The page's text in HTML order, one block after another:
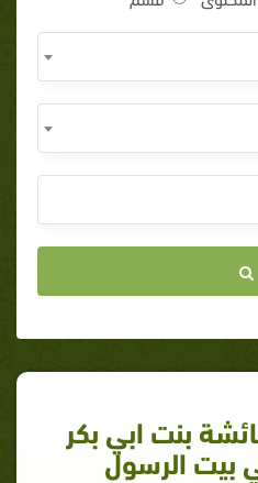
بنت ابي بكر
بيت الرسول